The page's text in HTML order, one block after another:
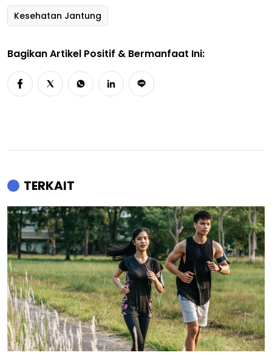
Kesehatan Jantung
Bagikan Artikel Positif & Bermanfaat Ini:
TERKAIT